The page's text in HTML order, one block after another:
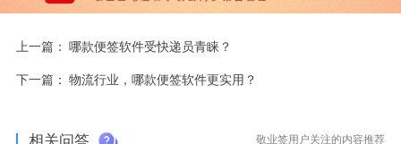
上一篇： 哪款便签软件受快递员青睐？
下一篇： 物流行业，哪款便签软件更实用？
相关问答 敬业签用户关注的内容推荐